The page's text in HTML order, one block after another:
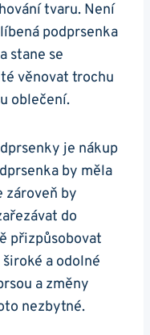
tvaru. Není
podprsenka
stane se
věnovat trochu
oblečení.
je nákup
by měla
zároveň by
do
přizpůsobovat
a odolné
a změny
nezbytné.